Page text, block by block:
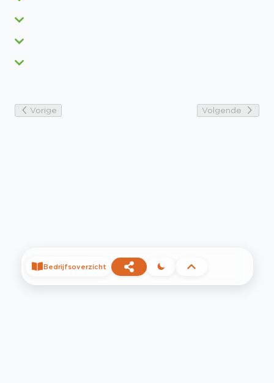
Vorige Volgende
Bedrijfsoverzicht